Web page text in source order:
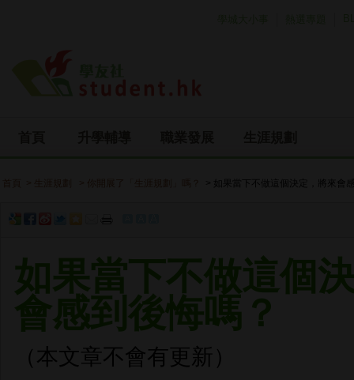
> 你開展了「生涯規劃」嗎？ > 如果當下不做這個決定，將來會
如果當下不做這個
會感到後悔嗎？
（本文章不會有更新）